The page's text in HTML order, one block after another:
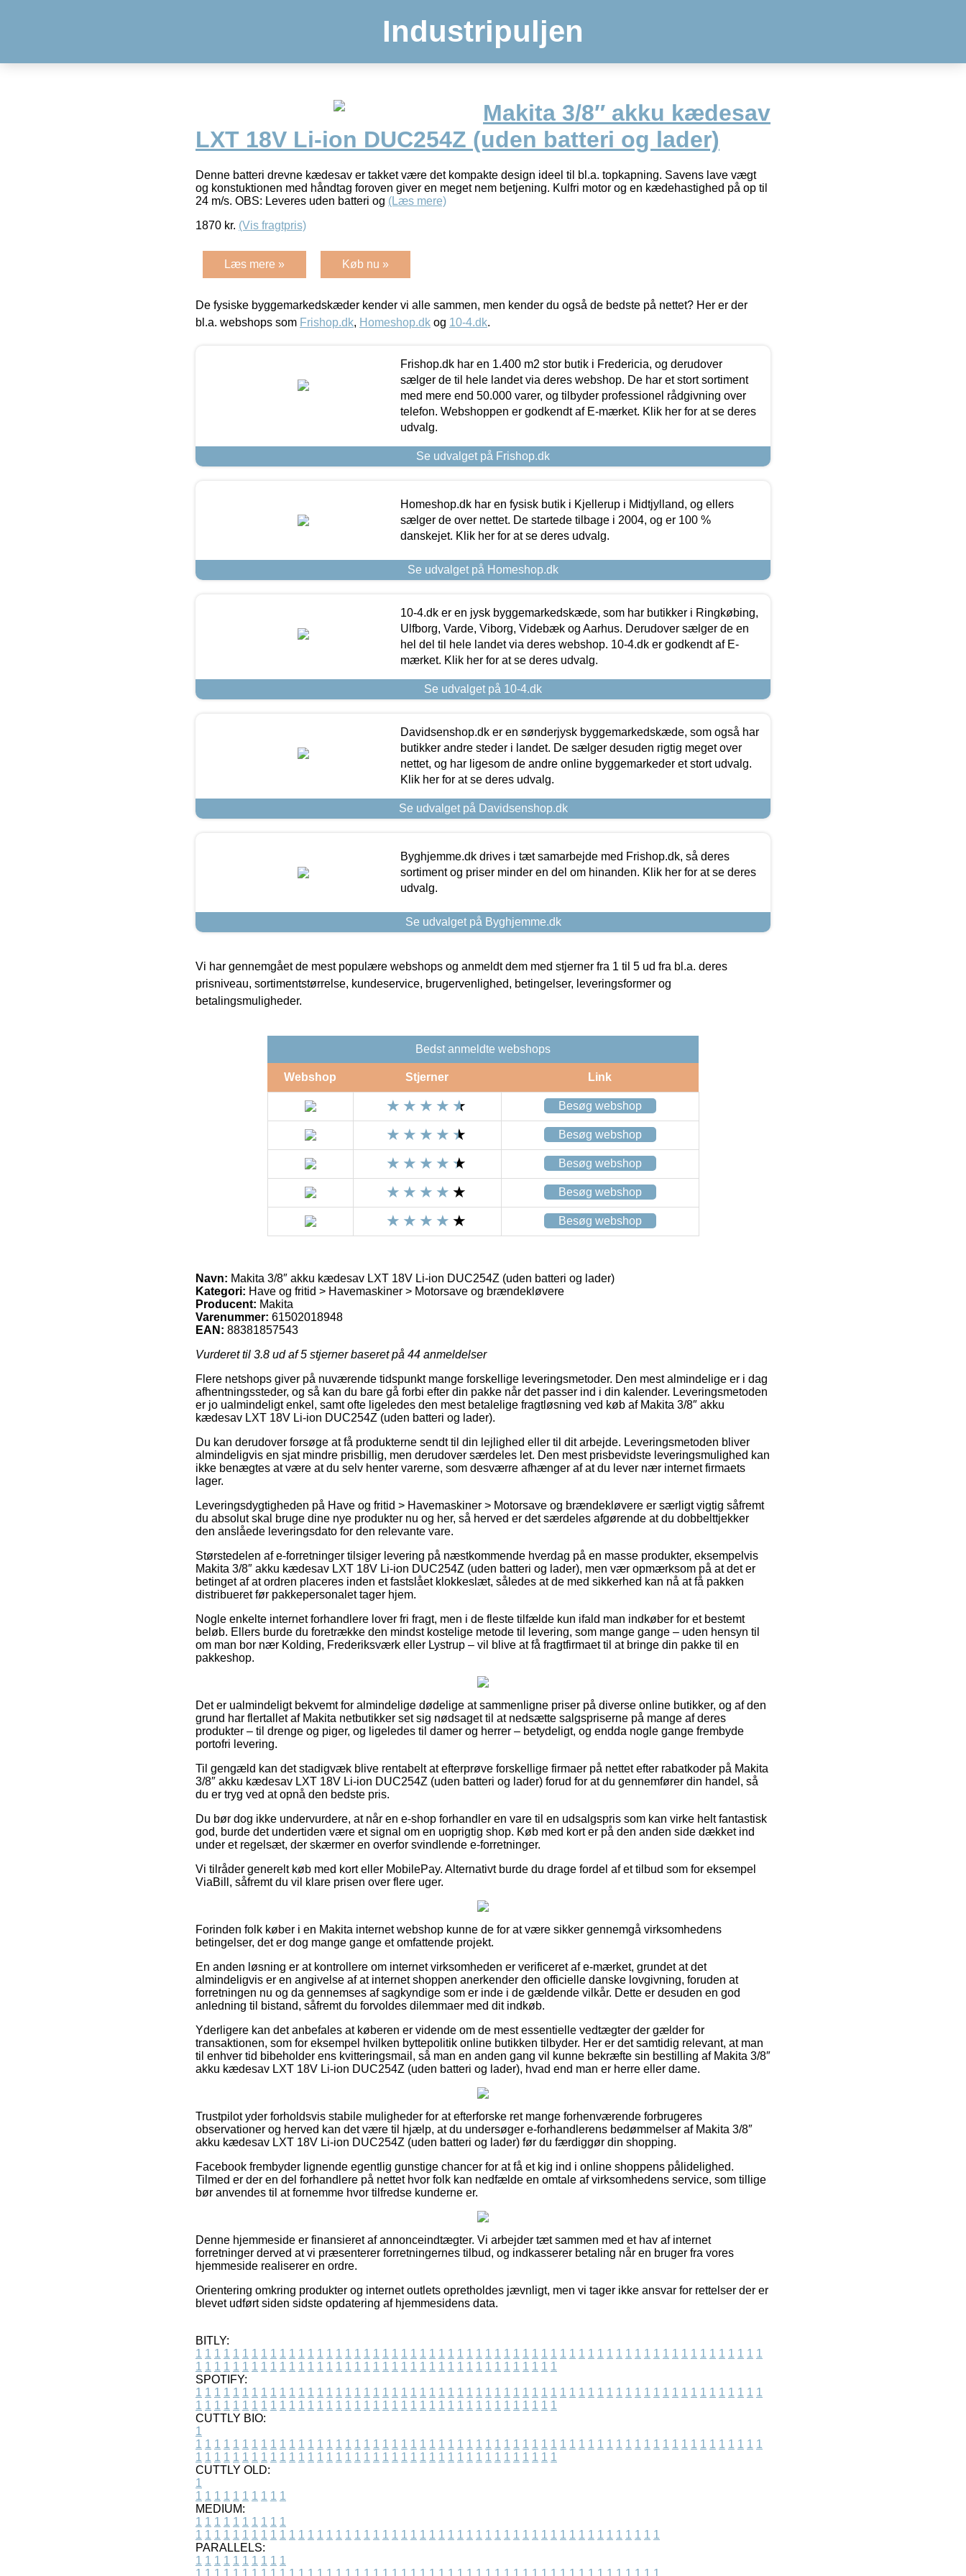
Industripuljen
Makita 3/8″ akku kædesav
LXT 18V Li-ion DUC254Z (uden batteri og lader)
Denne batteri drevne kædesav er takket være det kompakte design ideel til bl.a. topkapning. Savens lave vægt
og konstuktionen med håndtag foroven giver en meget nem betjening. Kulfri motor og en kædehastighed på op til
24 m/s. OBS: Leveres uden batteri og (Læs mere)
1870 kr. (Vis fragtpris)
Læs mere » Køb nu »
De fysiske byggemarkedskæder kender vi alle sammen, men kender du også de bedste på nettet? Her er der
bl.a. webshops som Frishop.dk, Homeshop.dk og 10-4.dk.
Frishop.dk har en 1.400 m2 stor butik i Fredericia, og derudover
sælger de til hele landet via deres webshop. De har et stort sortiment
med mere end 50.000 varer, og tilbyder professionel rådgivning over
telefon. Webshoppen er godkendt af E-mærket. Klik her for at se deres
udvalg.
Se udvalget på Frishop.dk
Homeshop.dk har en fysisk butik i Kjellerup i Midtjylland, og ellers
sælger de over nettet. De startede tilbage i 2004, og er 100 %
danskejet. Klik her for at se deres udvalg.
Se udvalget på Homeshop.dk
10-4.dk er en jysk byggemarkedskæde, som har butikker i Ringkøbing,
Ulfborg, Varde, Viborg, Videbæk og Aarhus. Derudover sælger de en
hel del til hele landet via deres webshop. 10-4.dk er godkendt af E-
mærket. Klik her for at se deres udvalg.
Se udvalget på 10-4.dk
Davidsenshop.dk er en sønderjysk byggemarkedskæde, som også har
butikker andre steder i landet. De sælger desuden rigtig meget over
nettet, og har ligesom de andre online byggemarkeder et stort udvalg.
Klik her for at se deres udvalg.
Se udvalget på Davidsenshop.dk
Byghjemme.dk drives i tæt samarbejde med Frishop.dk, så deres
sortiment og priser minder en del om hinanden. Klik her for at se deres
udvalg.
Se udvalget på Byghjemme.dk
Vi har gennemgået de mest populære webshops og anmeldt dem med stjerner fra 1 til 5 ud fra bl.a. deres
prisniveau, sortimentstørrelse, kundeservice, brugervenlighed, betingelser, leveringsformer og
betalingsmuligheder.
Bedst anmeldte webshops
Webshop Stjerner Link
Besøg webshop
Besøg webshop
Besøg webshop
Besøg webshop
Besøg webshop
Navn: Makita 3/8″ akku kædesav LXT 18V Li-ion DUC254Z (uden batteri og lader)
Kategori: Have og fritid > Havemaskiner > Motorsave og brændekløvere
Producent: Makita
Varenummer: 61502018948
EAN: 88381857543
Vurderet til 3.8 ud af 5 stjerner baseret på 44 anmeldelser
Flere netshops giver på nuværende tidspunkt mange forskellige leveringsmetoder. Den mest almindelige er i dag
afhentningssteder, og så kan du bare gå forbi efter din pakke når det passer ind i din kalender. Leveringsmetoden
er jo ualmindeligt enkel, samt ofte ligeledes den mest betalelige fragtløsning ved køb af Makita 3/8″ akku
kædesav LXT 18V Li-ion DUC254Z (uden batteri og lader).
Du kan derudover forsøge at få produkterne sendt til din lejlighed eller til dit arbejde. Leveringsmetoden bliver
almindeligvis en sjat mindre prisbillig, men derudover særdeles let. Den mest prisbevidste leveringsmulighed kan
ikke benægtes at være at du selv henter varerne, som desværre afhænger af at du lever nær internet firmaets
lager.
Leveringsdygtigheden på Have og fritid > Havemaskiner > Motorsave og brændekløvere er særligt vigtig såfremt
du absolut skal bruge dine nye produkter nu og her, så herved er det særdeles afgørende at du dobbelttjekker
den anslåede leveringsdato for den relevante vare.
Størstedelen af e-forretninger tilsiger levering på næstkommende hverdag på en masse produkter, eksempelvis
Makita 3/8″ akku kædesav LXT 18V Li-ion DUC254Z (uden batteri og lader), men vær opmærksom på at det er
betinget af at ordren placeres inden et fastslået klokkeslæt, således at de med sikkerhed kan nå at få pakken
distribueret før pakkepersonalet tager hjem.
Nogle enkelte internet forhandlere lover fri fragt, men i de fleste tilfælde kun ifald man indkøber for et bestemt
beløb. Ellers burde du foretrække den mindst kostelige metode til levering, som mange gange – uden hensyn til
om man bor nær Kolding, Frederiksværk eller Lystrup – vil blive at få fragtfirmaet til at bringe din pakke til en
pakkeshop.
Det er ualmindeligt bekvemt for almindelige dødelige at sammenligne priser på diverse online butikker, og af den
grund har flertallet af Makita netbutikker set sig nødsaget til at nedsætte salgspriserne på mange af deres
produkter – til drenge og piger, og ligeledes til damer og herrer – betydeligt, og endda nogle gange frembyde
portofri levering.
Til gengæld kan det stadigvæk blive rentabelt at efterprøve forskellige firmaer på nettet efter rabatkoder på Makita
3/8″ akku kædesav LXT 18V Li-ion DUC254Z (uden batteri og lader) forud for at du gennemfører din handel, så
du er tryg ved at opnå den bedste pris.
Du bør dog ikke undervurdere, at når en e-shop forhandler en vare til en udsalgspris som kan virke helt fantastisk
god, burde det undertiden være et signal om en uoprigtig shop. Køb med kort er på den anden side dækket ind
under et regelsæt, der skærmer en overfor svindlende e-forretninger.
Vi tilråder generelt køb med kort eller MobilePay. Alternativt burde du drage fordel af et tilbud som for eksempel
ViaBill, såfremt du vil klare prisen over flere uger.
Forinden folk køber i en Makita internet webshop kunne de for at være sikker gennemgå virksomhedens
betingelser, det er dog mange gange et omfattende projekt.
En anden løsning er at kontrollere om internet virksomheden er verificeret af e-mærket, grundet at det
almindeligvis er en angivelse af at internet shoppen anerkender den officielle danske lovgivning, foruden at
forretningen nu og da gennemses af sagkyndige som er inde i de gældende vilkår. Dette er desuden en god
anledning til bistand, såfremt du forvoldes dilemmaer med dit indkøb.
Yderligere kan det anbefales at køberen er vidende om de mest essentielle vedtægter der gælder for
transaktionen, som for eksempel hvilken byttepolitik online butikken tilbyder. Her er det samtidig relevant, at man
til enhver tid bibeholder ens kvitteringsmail, så man en anden gang vil kunne bekræfte sin bestilling af Makita 3/8″
akku kædesav LXT 18V Li-ion DUC254Z (uden batteri og lader), hvad end man er herre eller dame.
Trustpilot yder forholdsvis stabile muligheder for at efterforske ret mange forhenværende forbrugeres
observationer og herved kan det være til hjælp, at du undersøger e-forhandlerens bedømmelser af Makita 3/8″
akku kædesav LXT 18V Li-ion DUC254Z (uden batteri og lader) før du færdiggør din shopping.
Facebook frembyder lignende egentlig gunstige chancer for at få et kig ind i online shoppens pålidelighed.
Tilmed er der en del forhandlere på nettet hvor folk kan nedfælde en omtale af virksomhedens service, som tillige
bør anvendes til at fornemme hvor tilfredse kunderne er.
Denne hjemmeside er finansieret af annonceindtægter. Vi arbejder tæt sammen med et hav af internet
forretninger derved at vi præsenterer forretningernes tilbud, og indkasserer betaling når en bruger fra vores
hjemmeside realiserer en ordre.
Orientering omkring produkter og internet outlets opretholdes jævnligt, men vi tager ikke ansvar for rettelser der er
blevet udført siden sidste opdatering af hjemmesidens data.
BITLY:
1 1 1 1 1 1 1 1 1 1 1 1 1 1 1 1 1 1 1 1 1 1 1 1 1 1 1 1 1 1 1 1 1 1 1 1 1 1 1 1 1 1 1 1 1 1 1 1 1 1 1 1 1 1 1 1 1 1 1 1 1
1 1 1 1 1 1 1 1 1 1 1 1 1 1 1 1 1 1 1 1 1 1 1 1 1 1 1 1 1 1 1 1 1 1 1 1 1 1 1
SPOTIFY:
1 1 1 1 1 1 1 1 1 1 1 1 1 1 1 1 1 1 1 1 1 1 1 1 1 1 1 1 1 1 1 1 1 1 1 1 1 1 1 1 1 1 1 1 1 1 1 1 1 1 1 1 1 1 1 1 1 1 1 1 1
1 1 1 1 1 1 1 1 1 1 1 1 1 1 1 1 1 1 1 1 1 1 1 1 1 1 1 1 1 1 1 1 1 1 1 1 1 1 1
CUTTLY BIO:
1
1 1 1 1 1 1 1 1 1 1 1 1 1 1 1 1 1 1 1 1 1 1 1 1 1 1 1 1 1 1 1 1 1 1 1 1 1 1 1 1 1 1 1 1 1 1 1 1 1 1 1 1 1 1 1 1 1 1 1 1 1
1 1 1 1 1 1 1 1 1 1 1 1 1 1 1 1 1 1 1 1 1 1 1 1 1 1 1 1 1 1 1 1 1 1 1 1 1 1 1
CUTTLY OLD:
1
1 1 1 1 1 1 1 1 1 1
MEDIUM:
1 1 1 1 1 1 1 1 1 1
1 1 1 1 1 1 1 1 1 1 1 1 1 1 1 1 1 1 1 1 1 1 1 1 1 1 1 1 1 1 1 1 1 1 1 1 1 1 1 1 1 1 1 1 1 1 1 1 1 1
PARALLELS:
1 1 1 1 1 1 1 1 1 1
1 1 1 1 1 1 1 1 1 1 1 1 1 1 1 1 1 1 1 1 1 1 1 1 1 1 1 1 1 1 1 1 1 1 1 1 1 1 1 1 1 1 1 1 1 1 1 1 1 1